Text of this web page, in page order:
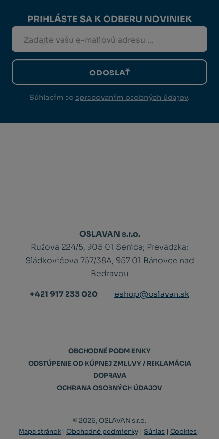
PRIHLÁSTE SA K ODBERU NOVINIEK
ODOSLAŤ
Súhlasím so spracovaním osobných údajov.
OSLAVAN s.r.o.
Ružová 224/5, 905 01 Senica; Prevádzka:
Sládkovičova 757/38A, 957 01 Bánovce nad
Bedravou
+421 917 233 020
eshop@oslavan.sk
OBCHODNÉ PODMIENKY
ODSTÚPENIE OD KÚPNEJ ZMLUVY / REKLAMÁCIA
DOPRAVA
OCHRANA OSOBNÝCH ÚDAJOV
© 2026, OSLAVAN s.r.o.
Mapa stránok | Obchodné podmienky | Súhlas | Cookies |